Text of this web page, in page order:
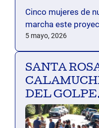
Cinco mujeres de
marcha este
5 mayo, 2026
SANTA
DEL